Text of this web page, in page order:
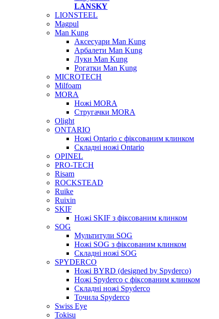
LANSKY
LIONSTEEL
Magpul
Man Kung
Аксесуари Man Kung
Арбалети Man Kung
Луки Man Kung
Рогатки Man Kung
MICROTECH
Milfoam
MORA
Ножі MORA
Стругачки MORA
Olight
ONTARIO
Ножі Ontario c фіксованим клинком
Складні ножі Ontario
OPINEL
PRO-TECH
Risam
ROCKSTEAD
Ruike
Ruixin
SKIF
Ножі SKIF з фіксованим клинком
SOG
Мультитули SOG
Ножі SOG з фіксованим клинком
Складні ножі SOG
SPYDERCO
Ножі BYRD (designed by Spyderco)
Ножі Spyderco c фіксованим клинком
Складні ножі Spyderco
Точила Spyderco
Swiss Eye
Tokisu